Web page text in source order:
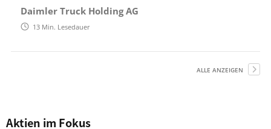
Daimler Truck Holding AG
13 Min. Lesedauer
ALLE ANZEIGEN
Aktien im Fokus